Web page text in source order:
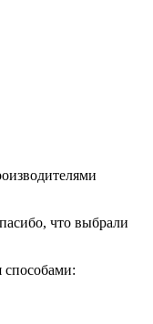
что выбрали
способами: